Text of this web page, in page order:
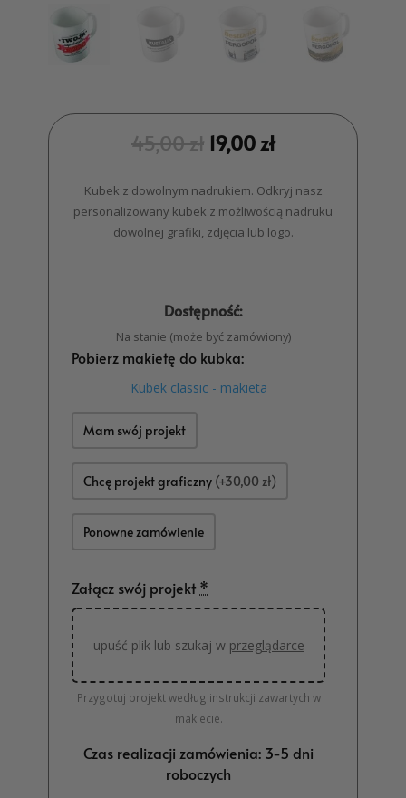
45,00zł 19,00 zł
Kubek z dowolnym nadrukiem. Odkryj nasz
personalizowany kubek z możliwością nadruku
dowolnej grafiki, zdjęcia lub logo.
Dostępność:
Na stanie (może być zamówiony)
Pobierz makietę do kubka:
Kubek classic - makieta
Mam swój projekt
Chcę projekt graficzny (+30,00 zł)
Ponowne zamówienie
Załącz swój projekt *
upuść plik lub szukaj w przeglądarce
Przygotuj projekt według instrukcji zawartych w
makiecie.
Czas realizacji zamówienia: 3-5 dni
roboczych